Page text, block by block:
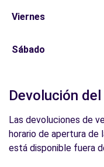
Viernes
Sábado
Devolución
Las devoluciones de
horario de apertura de
está disponible fuera